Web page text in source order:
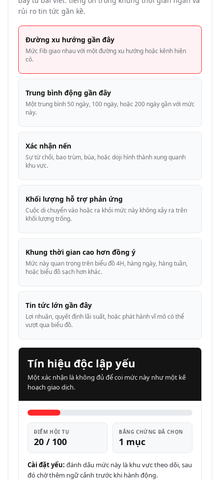
rủi ro tin tức gần kề.
Đường xu hướng gần đây
Mức Fib giao nhau với một đường xu hướng hoặc kênh hiện
có.
Trung bình động gần đây
Một trung bình 50 ngày, 100 ngày, hoặc 200 ngày gần với mức
này.
Xác nhận nến
Sự từ chối, bao trùm, búa, hoặc doji hình thành xung quanh
khu vực.
Khối lượng hỗ trợ phản ứng
Cuộc di chuyển vào hoặc ra khỏi mức này không xảy ra trên
khối lượng trống.
Khung thời gian cao hơn đồng ý
Mức này quan trọng trên biểu đồ 4H, hàng ngày, hàng tuần,
hoặc biểu đồ sạch hơn khác.
Tin tức lớn gần đây
Lợi nhuận, quyết định lãi suất, hoặc phát hành vĩ mô có thể
vượt qua biểu đồ.
Tín hiệu độc lập yếu
Một xác nhận là không đủ để coi mức này như một kế
hoạch giao dịch.
ĐIỂM HỘI TỤ
20 / 100
BẰNG CHỨNG ĐÃ CHỌN
1 mục
Cài đặt yếu: đánh dấu mức này là khu vực theo dõi, sau
đó chờ thêm ngữ cảnh trước khi hành động.